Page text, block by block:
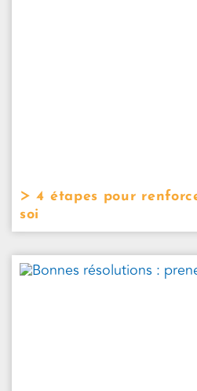
4 étapes pour
soi